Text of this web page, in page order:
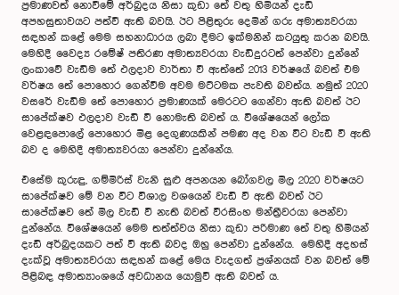
ප්‍රමාණවත් නොවීමේ අර්බුදය නිසා කුඩා තේ වතු හිමියන් දැඩි
අපහසුතාවයට පත්වී ඇති බවයි. ඊට පිළිතුරු දෙමින් ගරු අමාත්‍යවරයා
සඳහන් කළේ මෙම සහනාධාරය ලබා දීමට ඉක්මනින් කටයුතු කරන බවයි.
මෙහිදී වෛද්‍ය රමේෂ් පතිරණ අමාත්‍යවරයා වැඩිදුරටත් පෙන්වා දුන්නේ
ලංකාවේ වැඩිම තේ ඵලදාව වාර්තා වී ඇත්තේ 2013 වර්ෂයේ බවත් එම
වර්ෂය තේ පොහොර ගෙන්වීම අවම මට්ටමක පැවති බවත්ය. නමුත් 2020
වසරේ වැඩිම තේ පොහොර ප්‍රමාණයක් මෙරටට ගෙන්වා ඇති බවත් ඊට
සාපේක්ෂව ඵලදාව වැඩි වී නොමැති බවත් ය. විශේෂයෙන් ලෝක
වෙළඳපොලේ පොහොර මිළ දෙගුණයකින් පමණ අද වන විට වැඩි වී ඇති
බව ද මෙහිදී අමාත්‍යවරයා පෙන්වා දුන්නේය.
එසේම කුරුඳු, ගම්මිරිස් වැනි සුළු අපනයන බෝගවල මිල 2020 වර්ෂයට
සාපේක්ෂව මේ වන විට විශාල වශයෙන් වැඩි වී ඇති බවත් ඊට
සාපේක්ෂව තේ මිල වැඩි වී නැති බවත් වීරසිංහ මන්ත්‍රීවරයා පෙන්වා
දුන්නේය. විශේෂයෙන් මෙම තත්ත්වය නිසා කුඩා පරිමාණ තේ වතු හිමියන්
දැඩි අර්බුදයකට පත් වී ඇති බවද ඔහු පෙන්වා දුන්නේය. මෙහිදී අදහස්
දැක්වූ අමාත්‍යවරයා සඳහන් කළේ මෙය වැදගත් ප්‍රශ්නයක් වන බවත් මේ
පිළිබඳ අමාත්‍යාංශයේ අවධානය යොමුවී ඇති බවත් ය.